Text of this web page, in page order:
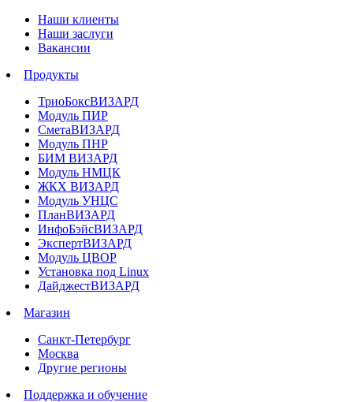
Наши клиенты
Наши заслуги
Вакансии
Продукты
ТриоБоксВИЗАРД
Модуль ПИР
СметаВИЗАРД
Модуль ПНР
БИМ ВИЗАРД
Модуль НМЦК
ЖКХ ВИЗАРД
Модуль УНЦС
ПланВИЗАРД
ИнфоБэйсВИЗАРД
ЭкспертВИЗАРД
Модуль ЦВОР
Установка под Linux
ДайджестВИЗАРД
Магазин
Санкт-Петербург
Москва
Другие регионы
Поддержка и обучение